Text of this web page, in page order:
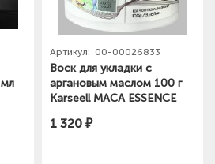
Артикул: 00-00026833
Воск для укладки с
аргановым маслом 100 г
Karseell MACA ESSENCE
в интернет магазине
1 320 ₽